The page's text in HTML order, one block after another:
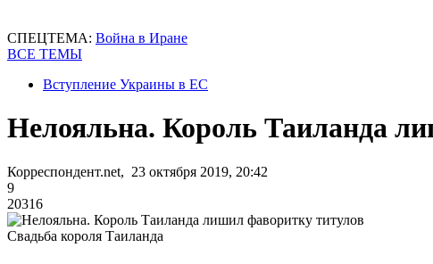
СПЕЦТЕМА: Война в Иране
ВСЕ ТЕМЫ
Вступление Украины в ЕС
Нелояльна. Король Таиланда
Корреспондент.net, 23 октября 2019, 20:42
9
20316
Свадьба короля Таиланда